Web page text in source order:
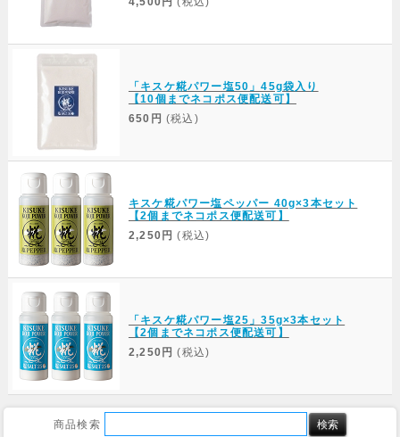
「キスケ糀パワー塩50」45g袋入り
【10個までネコポス便配送可】
650円 (税込)
キスケ糀パワー塩ペッパー 40g×3本セット
【2個までネコポス便配送可】
2,250円 (税込)
「キスケ糀パワー塩25」35g×3本セット
【2個までネコポス便配送可】
2,250円 (税込)
商品検索